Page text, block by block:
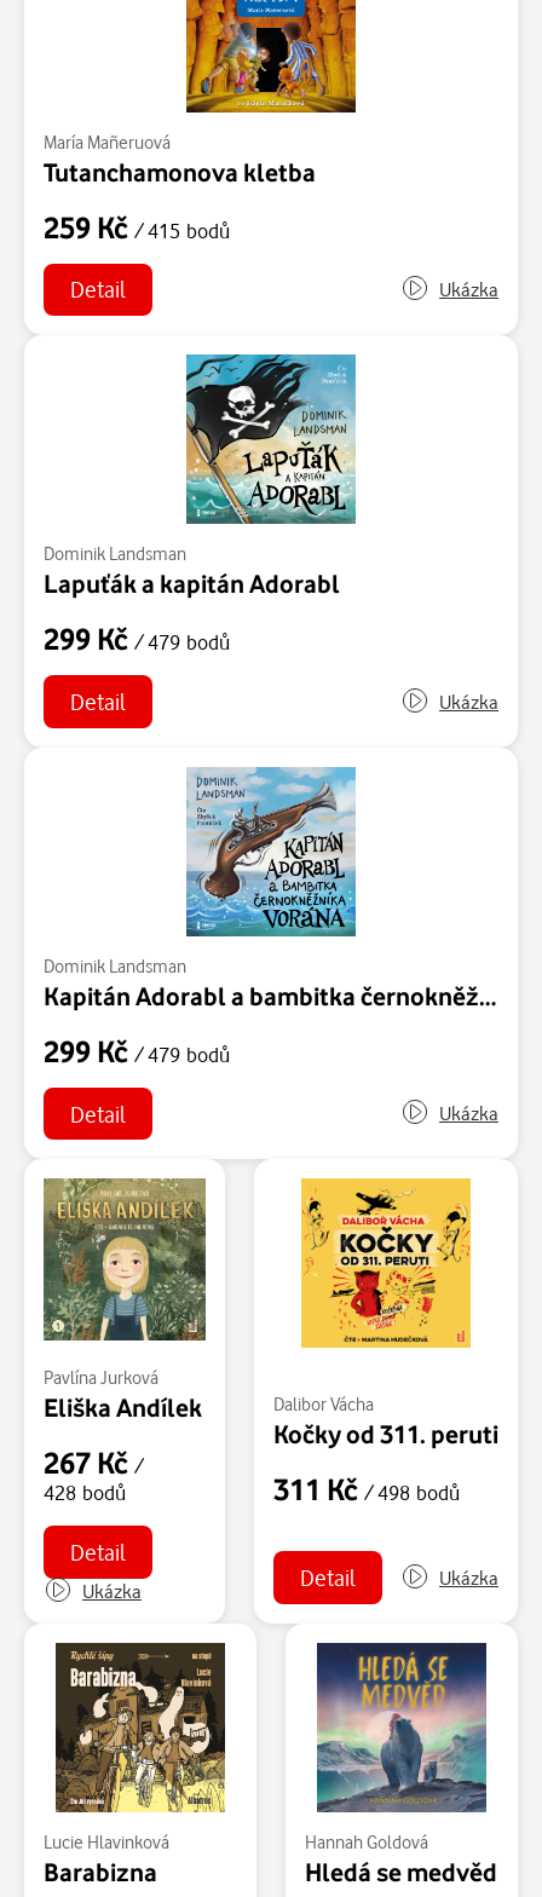
María Mañeruová
Tutanchamonova kletba
259 Kč / 415 bodů
Detail Ukázka
Dominik Landsman
Lapuťák a kapitán Adorabl
299 Kč / 479 bodů
Detail Ukázka
Dominik Landsman
Kapitán Adorabl a bambitka černokněžníka Vorána
299 Kč / 479 bodů
Detail Ukázka
Pavlína Jurková
Eliška Andílek
267 Kč /
428 bodů
Detail
Ukázka
Dalibor Vácha
Kočky od 311. peruti
311 Kč / 498 bodů
Detail Ukázka
Lucie Hlavinková
Barabizna
Hannah Goldová
Hledá se medvěd